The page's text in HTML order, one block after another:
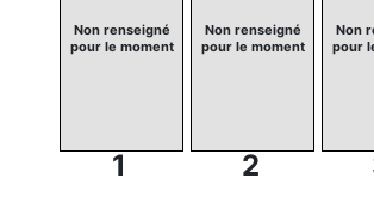
Non renseigné
pour le moment
1
Non renseigné
pour le moment
2
Non
pour